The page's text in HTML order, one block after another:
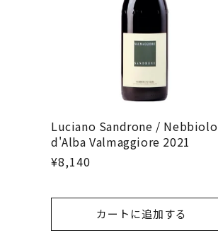
Luciano Sandrone / Nebbiolo
d'Alba Valmaggiore 2021
¥8,140
カートに追加する